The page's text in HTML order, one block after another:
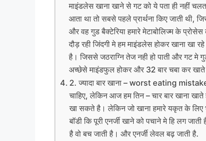
माइंडलेस खाना खाने से गट को ये पता ही नहीं
आता था तो सबसे पहले प्रार्थना किए जाती
और वह गुड बैक्टेरिया हमारे मेटाबोलिज्म के
दौड़ रही जिंदगी मे हम माइंडलेस होकर खाना खा
है। जिससे जठराग्नि तेज नही हो पाती और गट मे
अच्छेसे माइंडफुल होकर और 32 बार चबा कर
2. ज्यादा बार खाना – worst eating
चाहिए, लेकिन आज हम तिन – चार बार खाना
खा सकते है। लेकिन जो खाना हमारे यकृत के लिए
बॉडी कि पूरी एनर्जी खाने को पचाने मे हि लग
है वो बच जाती है। और एनर्जी लेवल बढ़ जाती है.